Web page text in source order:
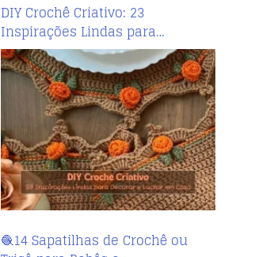
DIY Crochê Criativo: 23
Inspirações Lindas para…
🧶14 Sapatilhas de Crochê ou